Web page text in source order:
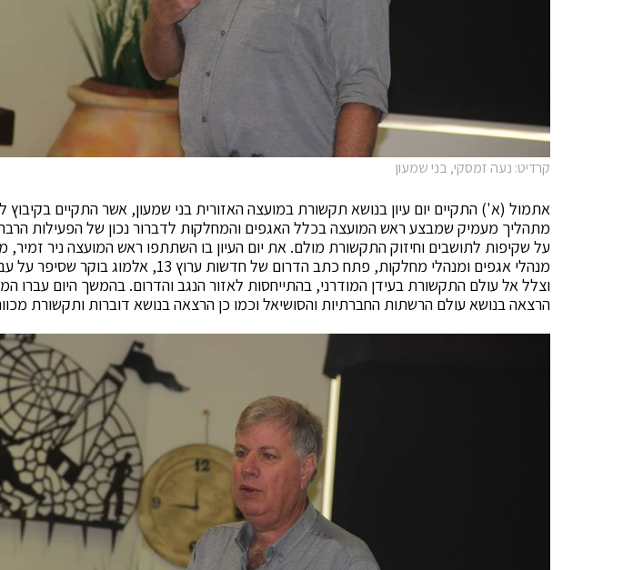
קרדיט: נעה זמסקי, בני שמעון
אתמול (א') התקיים יום עיון בנושא תקשורת במועצה האזורית בני שמעון, אשר התקיים
מתהליך מעמיק שמבצע ראש המועצה בכלל האגפים והמחלקות לדברור נכון של הפעילות
על שקיפות לתושבים וחיזוק התקשורת מולם. את יום העיון בו השתתפו ראש המועצה ניר
מנהלי אגפים ומנהלי מחלקות, פתח כתב הדרום של חדשות ערוץ 13,
וצלל אל עולם התקשורת בעידן המודרני, בהתייחסות לאזור הנגב והדרום. בהמשך היום עברו
הרצאה בנושא עולם הרשתות החברתיות והסושיאל וכמו כן הרצאה בנושא דוברות ותקשורת